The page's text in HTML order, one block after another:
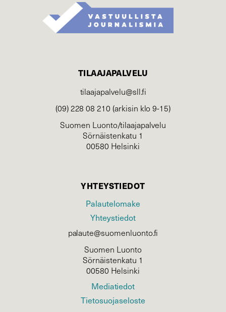
TILAAJAPALVELU
tilaajapalvelu@sll.fi
(09) 228 08 210 (arkisin klo 9-15)
Suomen Luonto/tilaajapalvelu
Sörnäistenkatu 1
00580 Helsinki
YHTEYSTIEDOT
Palautelomake
Yhteystiedot
palaute@suomenluonto.fi
Suomen Luonto
Sörnäistenkatu 1
00580 Helsinki
Mediatiedot
Tietosuojaseloste